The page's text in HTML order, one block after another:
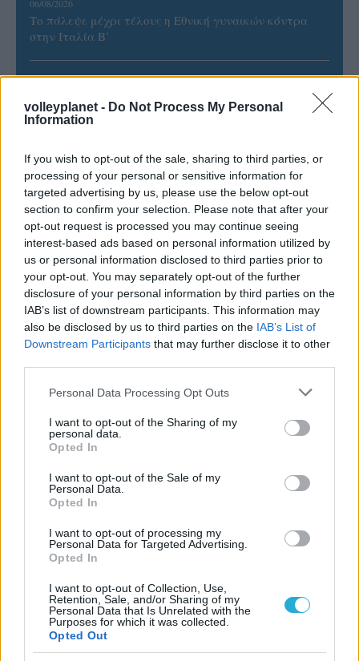
volleyplanet - Do Not Process My Personal
Information
If you wish to opt-out of the sale, sharing to third parties, or
processing of your personal or sensitive information for
targeted advertising by us, please use the below opt-out
section to confirm your selection. Please note that after your
opt-out request is processed you may continue seeing
interest-based ads based on personal information utilized by
us or personal information disclosed to third parties prior to
your opt-out. You may separately opt-out of the further
disclosure of your personal information by third parties on the
IAB’s list of downstream participants. This information may
also be disclosed by us to third parties on the IAB’s List of
Downstream Participants that may further disclose it to other
Please note that this website/app uses one or more Google
not limited to your visit or usage behaviour. You may click to
grant or deny consent to Google and its third-party tags to
use your data for below specified purposes in below Google
consent section.
Personal Data Processing Opt Outs
I want to opt-out of the Sharing of my
personal data.
Opted In
I want to opt-out of the Sale of my
Personal Data.
Opted In
I want to opt-out of processing my
Personal Data for Targeted Advertising.
Opted In
I want to opt-out of Collection, Use,
Retention, Sale, and/or Sharing of my
Personal Data that Is Unrelated with the
Purposes for which it was collected.
Opted Out
06/08/2026
Το πάλεψε μέχρι τέλους η Εθνική γυναικών κόντρα
στην Ιταλία Β’
Η FIVB σχεδιάζει να διοργανώσει το Παγκόσμιο
Πρωτάθλημα τον Δεκέμβριο – Αντιδρούν οι σύλλογοι
06/08/2026
Έτοιμη για… υψηλές πτήσεις η Μπενφίκα του Ψάρρα
με τον «Ιπτάμενο Ολλανδό» Βίλτενμπουργκ
ΓΝΩΜΕΣ
Από την Περούτζια του 2000
ευρωπαϊκό ραντεβού του
08/03/2026
Αναγνώριση και σεβασμός
Α.Ο. Θήρας